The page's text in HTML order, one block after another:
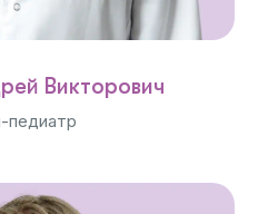
Викторович
педиатр